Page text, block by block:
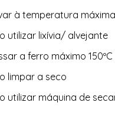
à temperatura
utilizar lixívia/ alvejante
a ferro máximo 150ºC
limpar a seco
utilizar máquina de